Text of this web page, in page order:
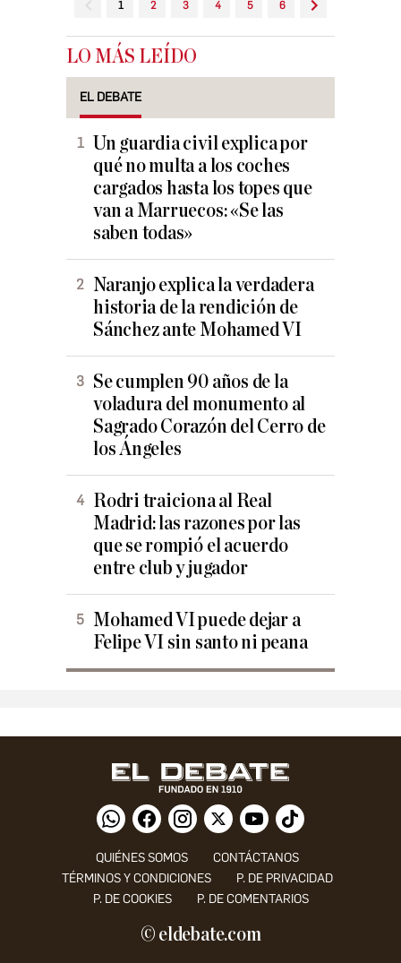
1 2 3 4 5 6
LO MÁS LEÍDO
EL DEBATE
Un guardia civil explica por
qué no multa a los coches
cargados hasta los topes que
van a Marruecos: «Se las
saben todas»
Naranjo explica la verdadera
historia de la rendición de
Sánchez ante Mohamed VI
Se cumplen 90 años de la
voladura del monumento al
Sagrado Corazón del Cerro de
los Ángeles
Rodri traiciona al Real
Madrid: las razones por las
que se rompió el acuerdo
entre club y jugador
Mohamed VI puede dejar a
Felipe VI sin santo ni peana
QUIÉNES SOMOS
CONTÁCTANOS
TÉRMINOS Y CONDICIONES
P. DE PRIVACIDAD
P. DE COOKIES
P. DE COMENTARIOS
© eldebate.com